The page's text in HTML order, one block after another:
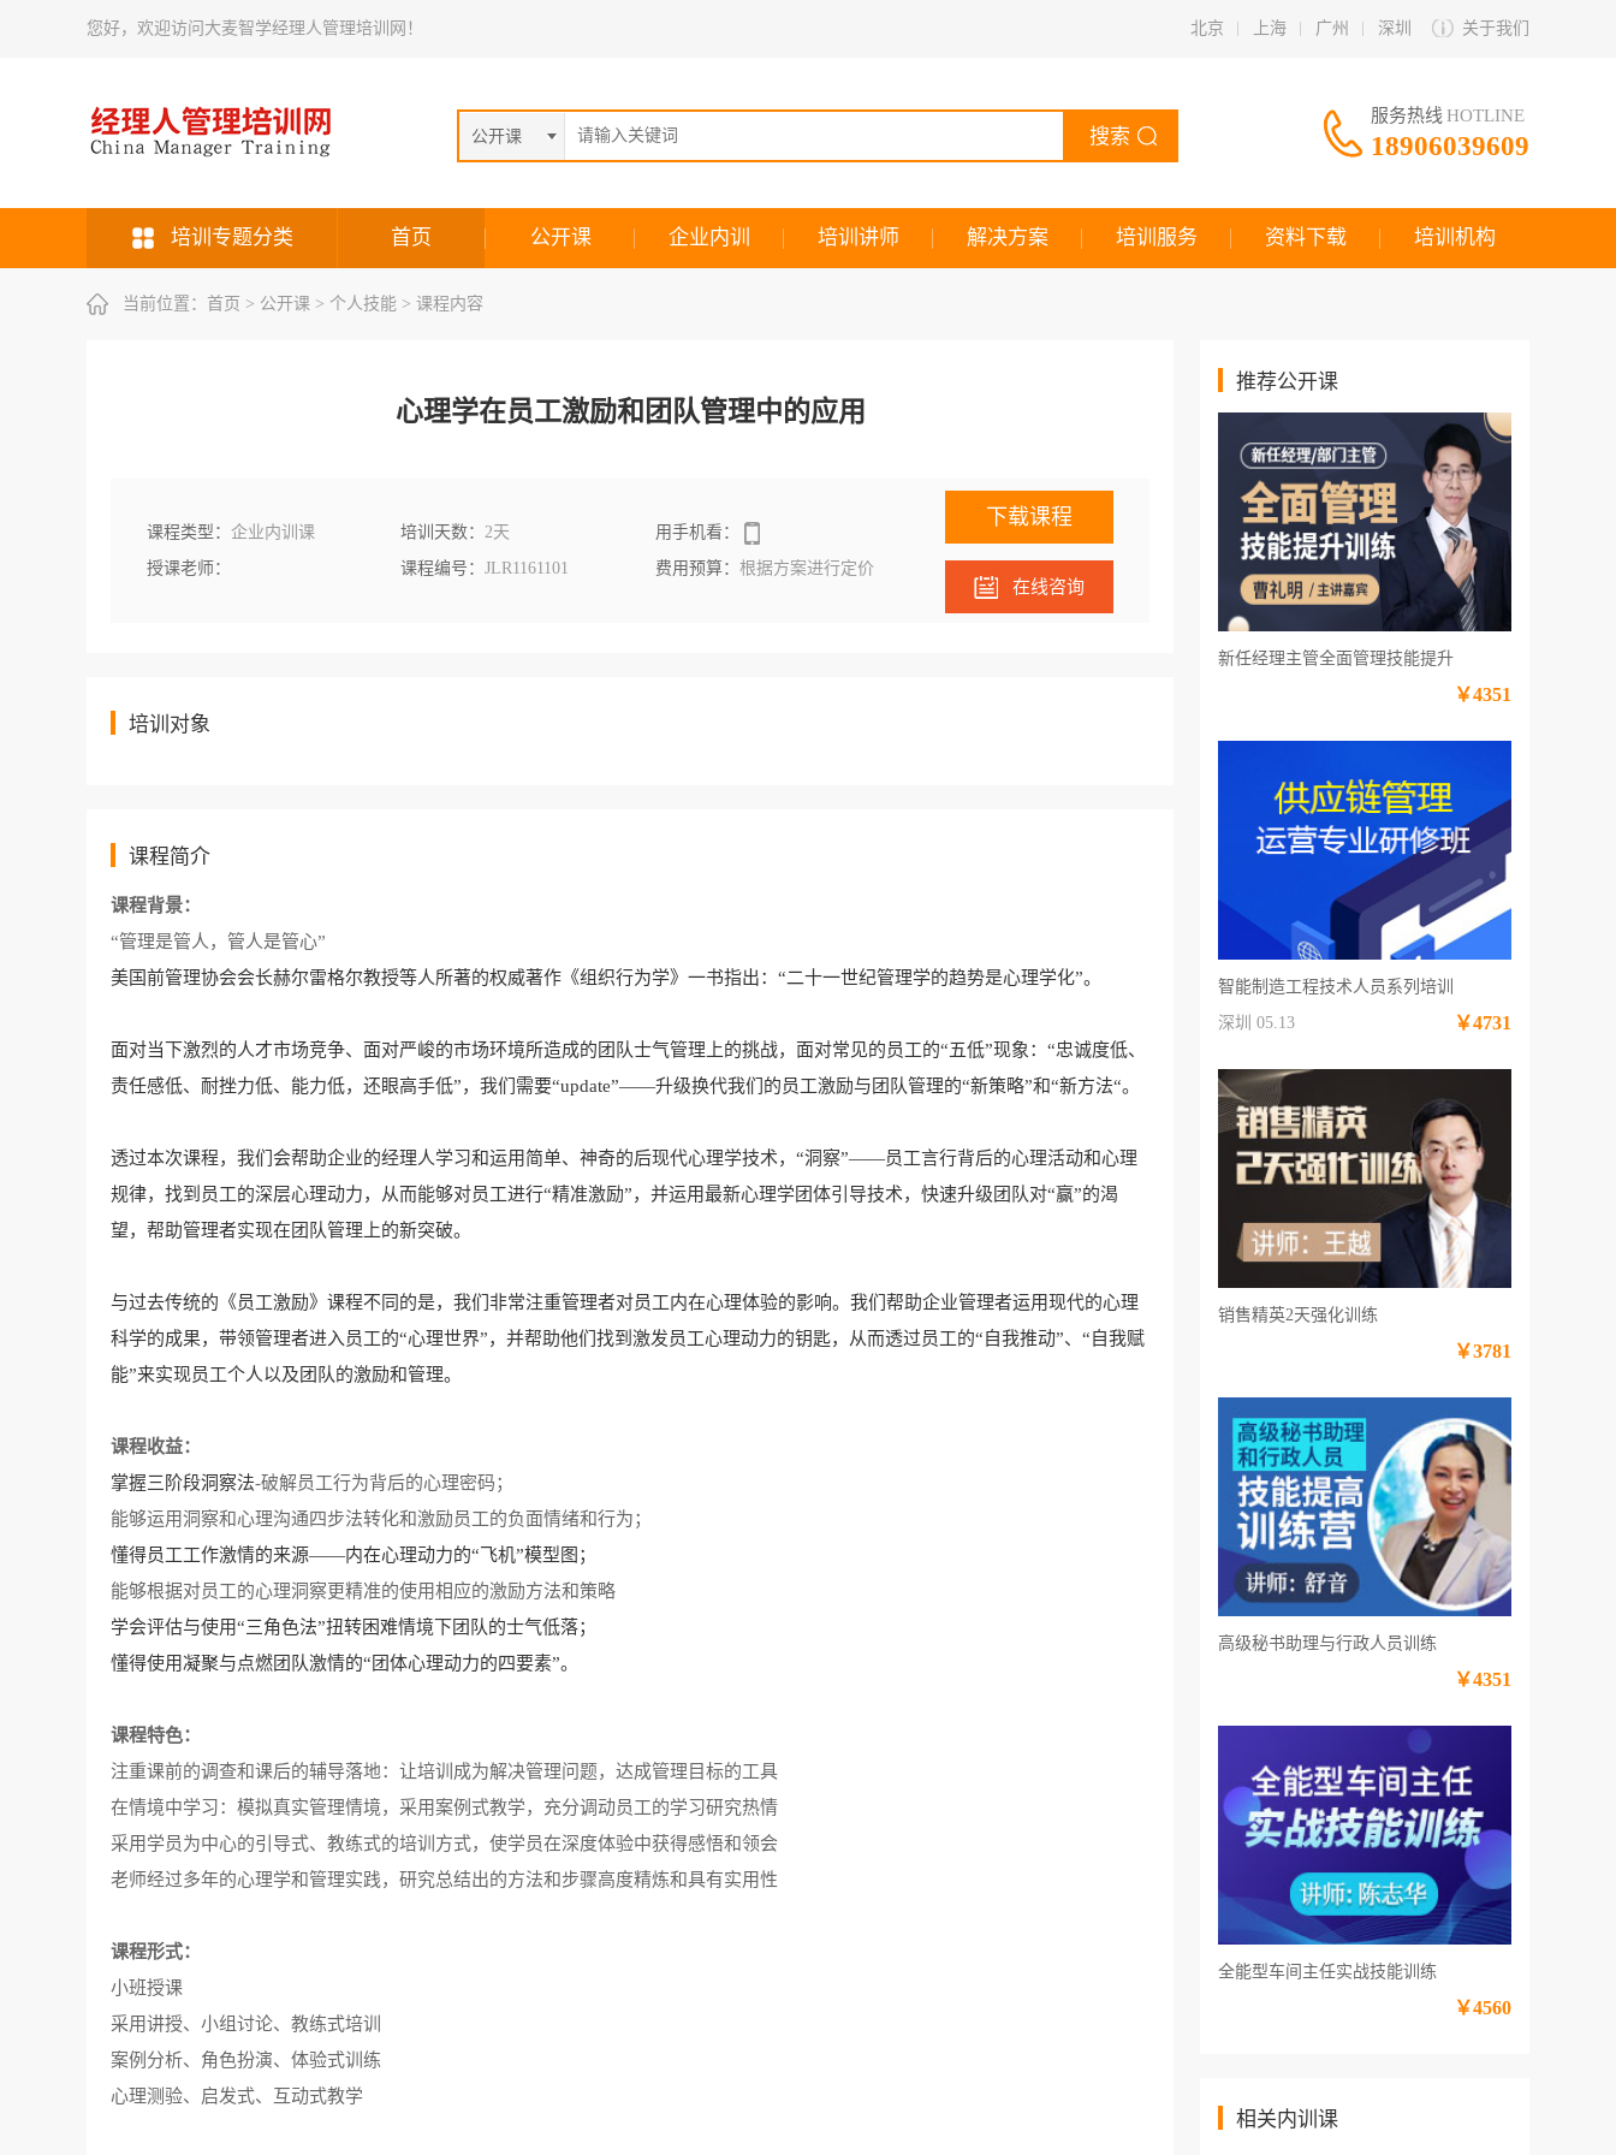
您好，欢迎访问大麦智学经理人管理培训网！ 北京 上海 广州 深圳 关于我们
公开课 搜索
服务热线 HOTLINE
18906039609
培训专题分类 首页 公开课 企业内训 培训讲师 解决方案 培训服务 资料下载 培训机构
当前位置： 首页 > 公开课 > 个人技能 > 课程内容
心理学在员工激励和团队管理中的应用
课程类型： 企业内训课 培训天数：2天
用手机看：
授课老师：
课程编号：JLR1161101 费用预算： 根据方案进行定价
下载课程
在线咨询
培训对象
课程简介
课程背景：
“管理是管人，管人是管心”
美国前管理协会会长赫尔雷格尔教授等人所著的权威著作《组织行为学》一书指出： “二十一世纪管理学的趋势是心理学化”。
面对当下激烈的人才市场竞争、面对严峻的市场环境所造成的团队士气管理上的挑战，面对常见的员工的“五低”现象：“忠诚度低、
责任感低、耐挫力低、能力低，还眼高手低”，我们需要“update”——升级换代我们的员工激励与团队管理的“新策略”和“新方法“。
透过本次课程，我们会帮助企业的经理人学习和运用简单、神奇的后现代心理学技术， “洞察”——员工言行背后的心理活动和心理
规律，找到员工的深层心理动力，从而能够对员工进行“精准激励”，并运用最新心理学团体引导技术，快速升级团队对“赢”的渴
望，帮助管理者实现在团队管理上的新突破。
与过去传统的《员工激励》课程不同的是，我们非常注重管理者对员工内在心理体验的影响。我们帮助企业管理者运用现代的心理
科学的成果，带领管理者进入员工的“心理世界”，并帮助他们找到激发员工心理动力的钥匙，从而透过员工的“自我推动”、“自我赋
能”来实现员工个人以及团队的激励和管理。
课程收益：
掌握三阶段洞察法-破解员工行为背后的心理密码；
能够运用洞察和心理沟通四步法转化和激励员工的负面情绪和行为；
懂得员工工作激情的来源——内在心理动力的“飞机”模型图；
能够根据对员工的心理洞察更精准的使用相应的激励方法和策略
学会评估与使用“三角色法”扭转困难情境下团队的士气低落；
懂得使用凝聚与点燃团队激情的“团体心理动力的四要素”。
课程特色：
注重课前的调查和课后的辅导落地：让培训成为解决管理问题，达成管理目标的工具
在情境中学习：模拟真实管理情境，采用案例式教学，充分调动员工的学习研究热情
采用学员为中心的引导式、教练式的培训方式，使学员在深度体验中获得感悟和领会
老师经过多年的心理学和管理实践，研究总结出的方法和步骤高度精炼和具有实用性
课程形式：
小班授课
采用讲授、小组讨论、教练式培训
案例分析、角色扮演、体验式训练
心理测验、启发式、互动式教学
推荐公开课
新任经理主管全面管理技能提升
￥4351
智能制造工程技术人员系列培训
深圳 05.13
￥4731
销售精英2天强化训练
￥3781
高级秘书助理与行政人员训练
￥4351
全能型车间主任实战技能训练
￥4560
相关内训课